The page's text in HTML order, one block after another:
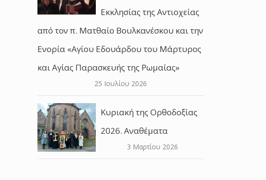
Εκκλησίας της Αντιοχείας
από τον π. Ματθαίο Βουλκανέσκου και την
Ενορία «Αγίου Εδουάρδου του Μάρτυρος
και Αγίας Παρασκευής της Ρωμαίας»
25 Ιουλίου 2026
Κυριακή της Ορθοδοξίας
2026. Αναθέματα
3 Μαρτίου 2026